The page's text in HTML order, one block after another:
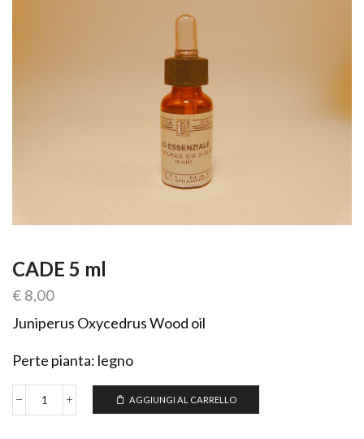
CADE 5 ml
€ 8,00
Juniperus Oxycedrus Wood oil
Perte pianta: legno
CADE
AGGIUNGI AL CARRELLO